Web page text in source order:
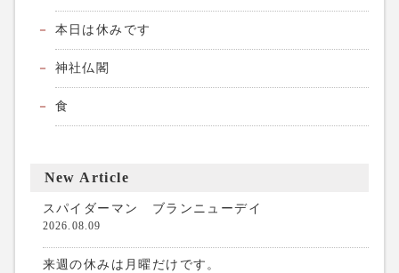
本日は休みです
神社仏閣
食
New Article
スパイダーマン ブランニューデイ
2026.08.09
来週の休みは月曜だけです。